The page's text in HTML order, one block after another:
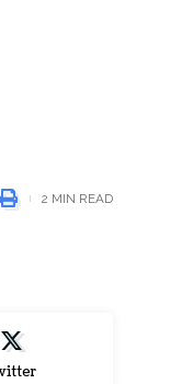
2 MIN READ